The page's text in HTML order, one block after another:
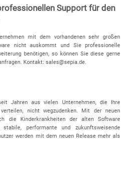
Support für den
mit dem vorhandenen sehr großen
nicht auskommt und Sie professionelle
benötigen, so können Sie diese gerne
Kontakt: sales@sepia.de.
Jahren aus vielen Unternehmen, die Ihre
nicht wegzudenken. Mit der neuen
die Kinderkrankheiten der alten Software
performante und zukunftsweisende
werden mit dem neuen Release mehr als